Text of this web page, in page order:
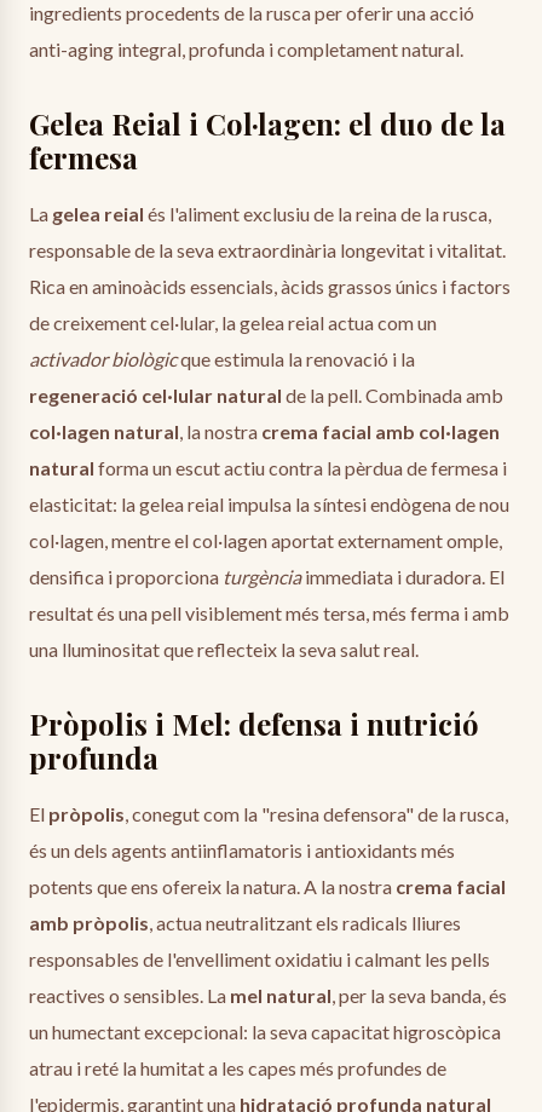
ingredients procedents de la rusca per oferir una acció
anti-aging integral, profunda i completament natural.
Gelea Reial i Col·lagen: el duo de la
fermesa
La gelea reial és l'aliment exclusiu de la reina de la rusca,
responsable de la seva extraordinària longevitat i vitalitat.
Rica en aminoàcids essencials, àcids grassos únics i factors
de creixement cel·lular, la gelea reial actua com un
activador biològicque estimula la renovació i la
regeneració cel·lular natural de la pell. Combinada amb
col·lagen natural, la nostra crema facial amb col·lagen
natural forma un escut actiu contra la pèrdua de fermesa i
elasticitat: la gelea reial impulsa la síntesi endògena de nou
col·lagen, mentre el col·lagen aportat externament omple,
densifica i proporciona turgènciaimmediata i duradora. El
resultat és una pell visiblement més tersa, més ferma i amb
una lluminositat que reflecteix la seva salut real.
Pròpolis i Mel: defensa i nutrició
profunda
El pròpolis, conegut com la "resina defensora" de la rusca,
és un dels agents antiinflamatoris i antioxidants més
potents que ens ofereix la natura. A la nostra crema facial
amb pròpolis, actua neutralitzant els radicals lliures
responsables de l'envelliment oxidatiu i calmant les pells
reactives o sensibles. La mel natural, per la seva banda, és
un humectant excepcional: la seva capacitat higroscòpica
atrau i reté la humitat a les capes més profundes de
l'epidermis, garantint una hidratació profunda natural